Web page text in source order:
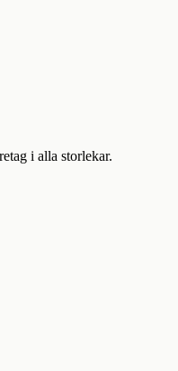
i alla storlekar.